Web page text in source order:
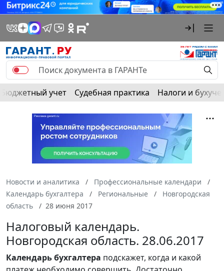
Бюджетный учет Судебная практика Налоги и
Новости и аналитика
Профессиональные календари
Календарь бухгалтера
Региональные
Новгородская
область
28 июня 2017
Налоговый календарь.
Новгородская область. 28.06.2017
Календарьбухгалтера подскажет, когда и какой